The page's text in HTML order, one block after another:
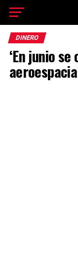
DINERO
‘En junio